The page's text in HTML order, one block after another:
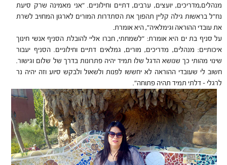
מנהלים,מדריכים, יועצים, ערבים, דתיים וחילוניים. "אני מאמינה שרק סיעת
נח"ל בראשות גילה קליין תהפוך את הסתדרות המורים לארגון המחויב לשרת
את עובדי ההוראה וגימלאיה", היא אומרת.
על סניף בת ים היא אומרת: "לשמחתי, חברו אליי להובלת הסניף אנשי חינוך
איכותיים: מנהלים, מדריכים, מורים, גמלאים דתיים וחילוניים. הסניף יעבור
שינוי מהותי כך שנושא הדגל שלו תמיד יהיה פתרונות בדרך של שלום וגישור.
חשוב לי שעובדי ההוראה לא יחששו לפנות ולשאול ולבקש סיוע וזה יהיה נר
לרגלי – דלתי תמיד תהיה פתוחה".